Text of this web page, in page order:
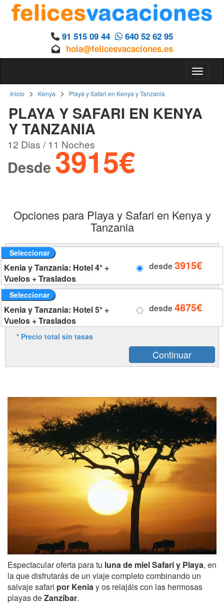
91 515 09 44
640 52 62 95
hola@felicesvacaciones.es
Inicio > Kenya > Playa y Safari en Kenya y Tanzania
PLAYA Y SAFARI EN KENYA
Y TANZANIA
12 Dias / 11 Noches
Desde 3915€
Opciones para Playa y Safari en Kenya y
Tanzania
Seleccionar
Kenia y Tanzania: Hotel 4* +
Vuelos + Traslados
desde3915€
Seleccionar
Kenia y Tanzania: Hotel 5* +
Vuelos + Traslados
desde4875€
* Precio total sin tasas
Espectacular oferta para tu luna de miel Safari y Playa, en
la que disfrutarás de un viaje completo combinando un
salvaje safari por Kenia y os relajáis con las hermosas
playas deZanzíbar.